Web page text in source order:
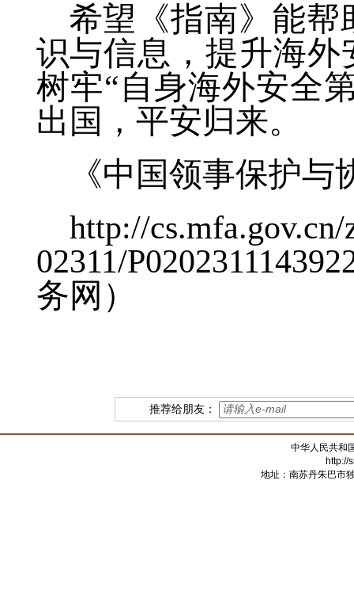
希望《指南》能帮
识与信息，提升海
树牢“自身海外安全
出国，平安归来。
《中国领事保护
http://
02311/
务网）
推荐给朋友：
中华人民共和
http://
地址：南苏丹朱巴市